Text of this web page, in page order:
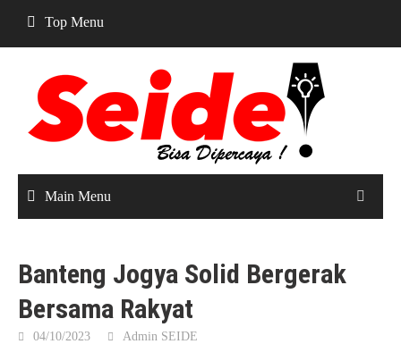
content
Top Menu
Main Menu
Banteng Jogya Solid Bergerak
Bersama Rakyat
04/10/2023 Admin SEIDE